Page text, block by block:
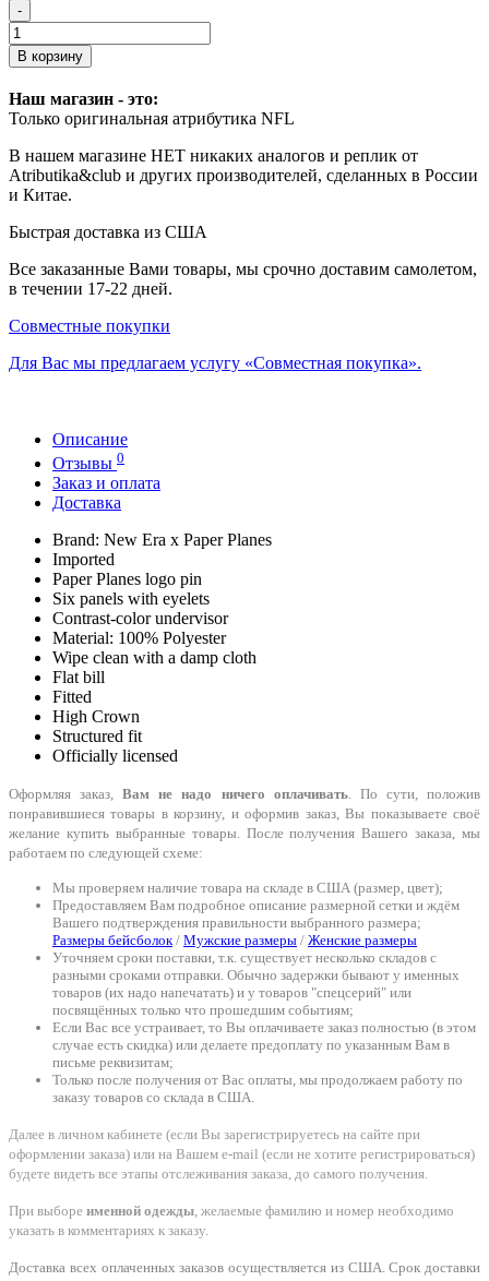
-
В корзину
Наш магазин - это:
Только оригинальная атрибутика NFL
В нашем магазине НЕТ никаких аналогов и реплик от
Atributika&club и других производителей, сделанных в России
и Китае.
Быстрая доставка из США
Все заказанные Вами товары, мы срочно доставим самолетом,
в течении 17-22 дней.
Совместные покупки
Для Вас мы предлагаем услугу «Совместная покупка».
Описание
Отзывы 0
Заказ и оплата
Доставка
Brand: New Era x Paper Planes
Imported
Paper Planes logo pin
Six panels with eyelets
Contrast-color undervisor
Material: 100% Polyester
Wipe clean with a damp cloth
Flat bill
Fitted
High Crown
Structured fit
Officially licensed
Оформляя заказ,Вам не надо ничего оплачивать. По сути, положив
понравившиеся товары в корзину, и оформив заказ, Вы показываете своё
желание купить выбранные товары. После получения Вашего заказа, мы
работаем по следующей схеме:
Мы проверяем наличие товара на складе в США (размер, цвет);
Предоставляем Вам подробное описание размерной сетки и ждём
Вашего подтверждения правильности выбранного размера;
Размеры бейсболок/ Мужские размеры / Женские размеры
Уточняем сроки поставки, т.к. существует несколько складов с
разными сроками отправки. Обычно задержки бывают у именных
товаров (их надо напечатать) и у товаров "спецсерий" или
посвящённых только что прошедшим событиям;
Если Вас все устраивает, то Вы оплачиваете заказ полностью (в этом
случае есть скидка) или делаете предоплату по указанным Вам в
письме реквизитам;
Только после получения от Вас оплаты, мы продолжаем работу по
заказу товаров со склада в США.
Далее в личном кабинете (если Вы зарегистрируетесь на сайте при
оформлении заказа) или на Вашем e-mail (если не хотите регистрироваться)
будете видеть все этапы отслеживания заказа, до самого получения.
При выборе именной одежды, желаемые фамилию и номер необходимо
указать в комментариях к заказу.
Доставка всех оплаченных заказов осуществляется из США. Срок доставки